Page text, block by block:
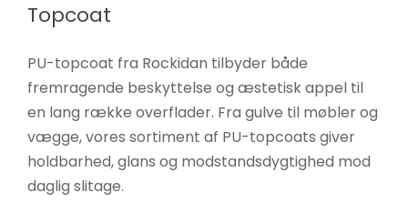
Topcoat
PU-topcoat fra Rockidan tilbyder både
fremragende beskyttelse og æstetisk appel til
en lang række overflader. Fra gulve til møbler og
vægge, vores sortiment af PU-topcoats giver
holdbarhed, glans og modstandsdygtighed mod
daglig slitage.